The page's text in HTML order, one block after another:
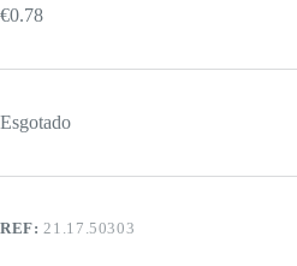
€0.78
Esgotado
REF: 21.17.50303